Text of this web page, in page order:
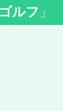
ルフ 」